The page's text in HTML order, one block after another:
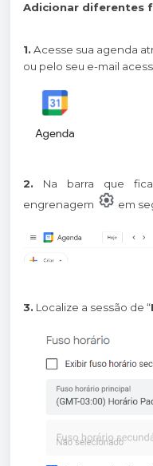
Adicionar diferentes
1. Acesse sua agenda
ou pelo seu e-mail
2. Na barra que
engrenagem
em
3. Localize a sessão de “